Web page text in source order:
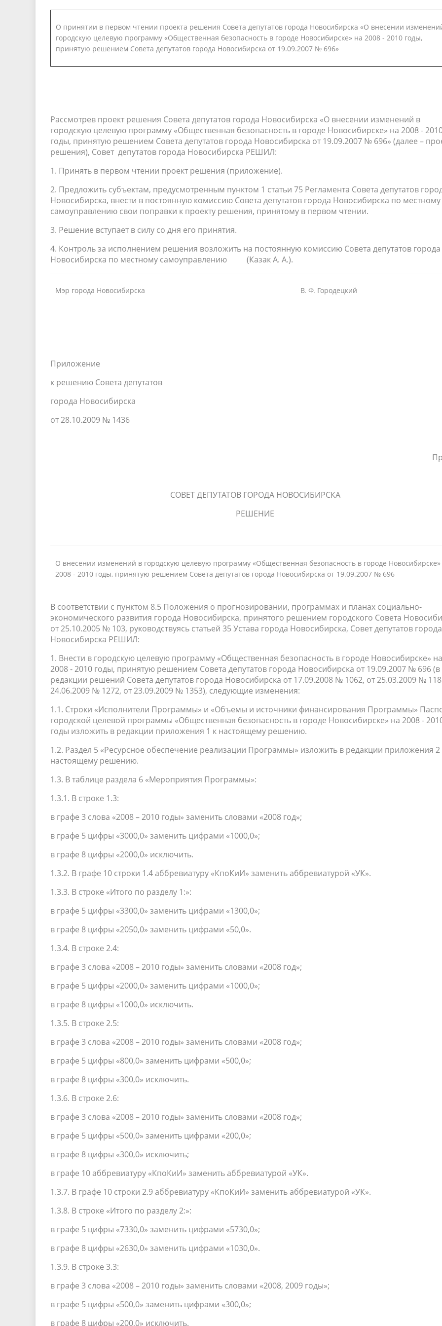
О принятии в первом чтении проекта решения Совета депутатов города Новосибирска «О внесении
городскую целевую программу «Общественная безопасность в городе Новосибирске» на 2008 - 2010 годы,
принятую решением Совета депутатов города Новосибирска от 19.09.2007 № 696»
Рассмотрев проект решения Совета депутатов города Новосибирска «О внесении изменений в
городскую целевую программу «Общественная безопасность в городе Новосибирске» на 2008 -
годы, принятую решением Совета депутатов города Новосибирска от 19.09.2007 № 696» (далее –
решения), Совет депутатов города Новосибирска РЕШИЛ:
1. Принять в первом чтении проект решения (приложение).
2. Предложить субъектам, предусмотренным пунктом 1 статьи 75 Регламента Совета депутатов
Новосибирска, внести в постоянную комиссию Совета депутатов города Новосибирска по местному
самоуправлению свои поправки к проекту решения, принятому в первом чтении.
3. Решение вступает в силу со дня его принятия.
4. Контроль за исполнением решения возложить на постоянную комиссию Совета депутатов города
Новосибирска по местному самоуправлению (Казак А. А.).
Мэр города Новосибирска В. Ф. Городецкий
Приложение
к решению Совета депутатов
города Новосибирска
от 28.10.2009 № 1436
СОВЕТ ДЕПУТАТОВ ГОРОДА НОВОСИБИРСКА
РЕШЕНИЕ
О внесении изменений в городскую целевую программу «Общественная безопасность в городе Новосибирске»
2008 - 2010 годы, принятую решением Совета депутатов города Новосибирска от 19.09.2007 № 696
В соответствии с пунктом 8.5 Положения о прогнозировании, программах и планах социально-
экономического развития города Новосибирска, принятого решением городского Совета
от 25.10.2005 № 103, руководствуясь статьей 35 Устава города Новосибирска, Совет депутатов города
Новосибирска РЕШИЛ:
1. Внести в городскую целевую программу «Общественная безопасность в городе Новосибирске» на
2008 - 2010 годы, принятую решением Совета депутатов города Новосибирска от 19.09.2007 № 696 (в
редакции решений Совета депутатов города Новосибирска от 17.09.2008 № 1062, от 25.03.2009 №
24.06.2009 № 1272, от 23.09.2009 № 1353), следующие изменения:
1.1. Строки «Исполнители Программы» и «Объемы и источники финансирования Программы»
городской целевой программы «Общественная безопасность в городе Новосибирске» на 2008 -
годы изложить в редакции приложения 1 к настоящему решению.
1.2. Раздел 5 «Ресурсное обеспечение реализации Программы» изложить в редакции приложения 2
настоящему решению.
1.3. В таблице раздела 6 «Мероприятия Программы»:
1.3.1. В строке 1.3:
в графе 3 слова «2008 – 2010 годы» заменить словами «2008 год»;
в графе 5 цифры «3000,0» заменить цифрами «1000,0»;
в графе 8 цифры «2000,0» исключить.
1.3.2. В графе 10 строки 1.4 аббревиатуру «КпоКиИ» заменить аббревиатурой «УК».
1.3.3. В строке «Итого по разделу 1:»:
в графе 5 цифры «3300,0» заменить цифрами «1300,0»;
в графе 8 цифры «2050,0» заменить цифрами «50,0».
1.3.4. В строке 2.4:
в графе 3 слова «2008 – 2010 годы» заменить словами «2008 год»;
в графе 5 цифры «2000,0» заменить цифрами «1000,0»;
в графе 8 цифры «1000,0» исключить.
1.3.5. В строке 2.5:
в графе 3 слова «2008 – 2010 годы» заменить словами «2008 год»;
в графе 5 цифры «800,0» заменить цифрами «500,0»;
в графе 8 цифры «300,0» исключить.
1.3.6. В строке 2.6:
в графе 3 слова «2008 – 2010 годы» заменить словами «2008 год»;
в графе 5 цифры «500,0» заменить цифрами «200,0»;
в графе 8 цифры «300,0» исключить;
в графе 10 аббревиатуру «КпоКиИ» заменить аббревиатурой «УК».
1.3.7. В графе 10 строки 2.9 аббревиатуру «КпоКиИ» заменить аббревиатурой «УК».
1.3.8. В строке «Итого по разделу 2:»:
в графе 5 цифры «7330,0» заменить цифрами «5730,0»;
в графе 8 цифры «2630,0» заменить цифрами «1030,0».
1.3.9. В строке 3.3:
в графе 3 слова «2008 – 2010 годы» заменить словами «2008, 2009 годы»;
в графе 5 цифры «500,0» заменить цифрами «300,0»;
в графе 8 цифры «200,0» исключить.